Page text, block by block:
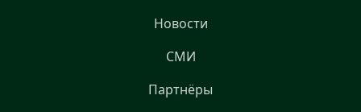
Новости
СМИ
Партнёры